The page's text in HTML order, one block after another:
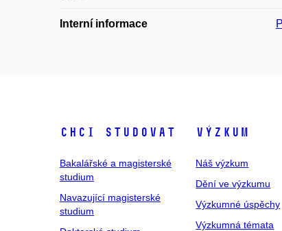
Interní informace
Chci studovat
Bakalářské a magisterské
studium
Navazující magisterské
studium
Výzkum
Náš výzkum
Dění ve výzkumu
Výzkumné úspěchy
Výzkumná témata